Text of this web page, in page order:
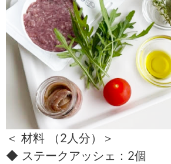
＜ 材料 （2人分）＞
◆ ステークアッシェ：2個